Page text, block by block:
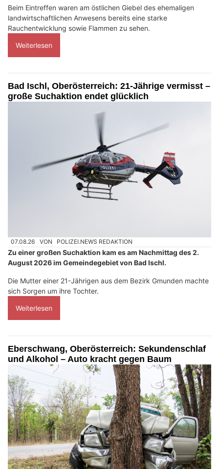
Beim Eintreffen waren am östlichen Giebel des ehemaligen
landwirtschaftlichen Anwesens bereits eine starke
Rauchentwicklung sowie Flammen zu sehen.
Weiterlesen
Bad Ischl, Oberösterreich: 21-Jährige vermisst –
große Suchaktion endet glücklich
07.08.26 VON POLIZEI.NEWS REDAKTION
Zu einer großen Suchaktion kam es am Nachmittag des 2.
August 2026 im Gemeindegebiet von Bad Ischl.
Die Mutter einer 21-Jährigen aus dem Bezirk Gmunden machte
sich Sorgen um ihre Tochter.
Weiterlesen
Eberschwang, Oberösterreich: Sekundenschlaf
und Alkohol – Auto kracht gegen Baum